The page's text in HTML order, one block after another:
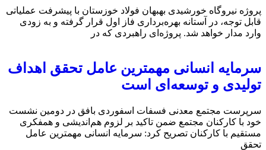
پروژه نیروگاه خورشیدی بهبهان فولاد خوزستان با پیشرفت عملیاتی
قابل‌ توجه، در آستانه بهره‌برداری فاز اول قرار گرفته و به‌ زودی
وارد مدار خواهد شد. پروژه‌ای راهبردی که در
سرمایه انسانی مهمترین عامل تحقق اهداف
تولیدی و توسعه‌ای است
سرپرست مجتمع معدنی فسفات اسفوردی بافق در دومین نشست
خود با کارکنان مجتمع ضمن تاکید بر لزوم هم‌اندیشی و همفکری
مستقیم با کارکنان تصریح کرد: سرمایه انسانی مهمترین عامل
تحقق